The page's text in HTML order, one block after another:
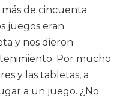
de cincuenta
juegos eran
y nos dieron
Por mucho
y las tabletas, a
a un juego. ¿No